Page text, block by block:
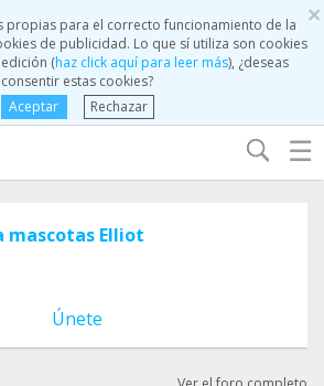
×
propias para el correcto funcionamiento de la
de publicidad. Lo que sí utiliza son cookies
(haz click aquí para leer más), ¿deseas
consentir estas cookies?
Aceptar
Rechazar
☰
mascotas Elliot
Únete